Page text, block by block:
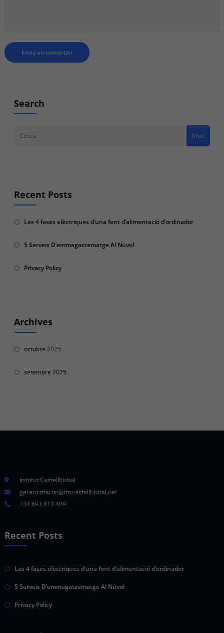
Search
Anar
Recent Posts
Les 4 fases elèctriques d’una font d’alimentació d’ordinador
5 Serveis D’emmagatzematge Al Núvol
Privacy Policy
Archives
octubre 2025
setembre 2025
Institut Castellbisbal
gerard.martin@inscastellbisbal.net
+34 697 813 409
Recent Posts
Les 4 fases elèctriques d’una font d’alimentació d’ordinador
5 Serveis D’emmagatzematge Al Núvol
Privacy Policy